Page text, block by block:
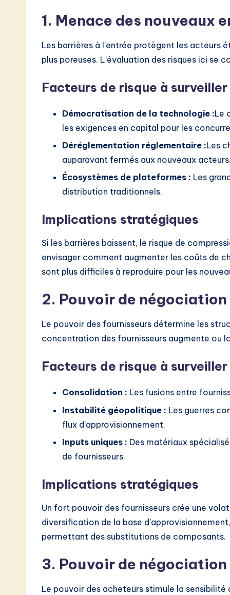
1. Menace des nouveaux
Les barrières à l’entrée protègent les acteurs
plus poreuses. L’évaluation des risques ici se
Facteurs de risque à surveiller
Démocratisation de la technologie :Le
les exigences en capital pour les
Déréglementation réglementaire :Les
auparavant fermés aux nouveaux acteurs.
Écosystèmes de plateformes : Les
distribution traditionnels.
Implications stratégiques
Si les barrières baissent, le risque de
envisager comment augmenter les coûts de
sont plus difficiles à reproduire pour les
2. Pouvoir de
Le pouvoir des fournisseurs détermine les
concentration des fournisseurs augmente ou
Facteurs de risque à surveiller
Consolidation : Les fusions entre
Instabilité géopolitique : Les guerres
flux d’approvisionnement.
Inputs uniques : Des matériaux
de fournisseurs.
Implications stratégiques
Un fort pouvoir des fournisseurs crée une
diversification de la base
permettant des substitutions de composants.
3. Pouvoir de
Le pouvoir des acheteurs stimule la